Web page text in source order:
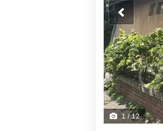
1 / 12